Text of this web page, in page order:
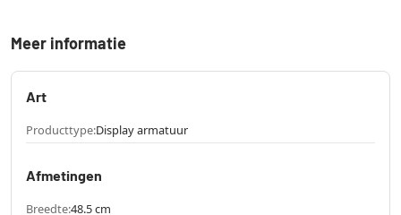
Meer informatie
Art
Producttype:Display armatuur
Afmetingen
Breedte:48.5 cm